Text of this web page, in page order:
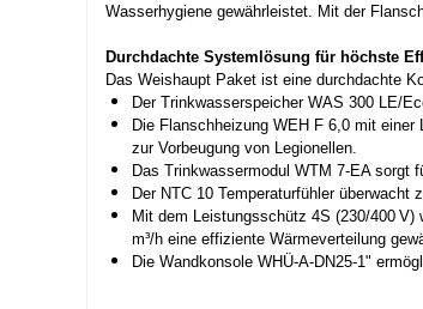
Wasserhygiene gewährleistet. Mit der
Durchdachte Systemlösung für höchste
Das Weishaupt Paket ist eine durchdachte
Der Trinkwasserspeicher WAS 300 LE/
Die Flanschheizung WEH F 6,0 mit
zur Vorbeugung von Legionellen.
Das Trinkwassermodul WTM 7-EA sorgt
Der NTC 10 Temperaturfühler überwacht
Mit dem Leistungsschütz 4S (230/400
m³/h eine effiziente Wärmeverteilung
Die Wandkonsole WHÜ-A-DN25-1"